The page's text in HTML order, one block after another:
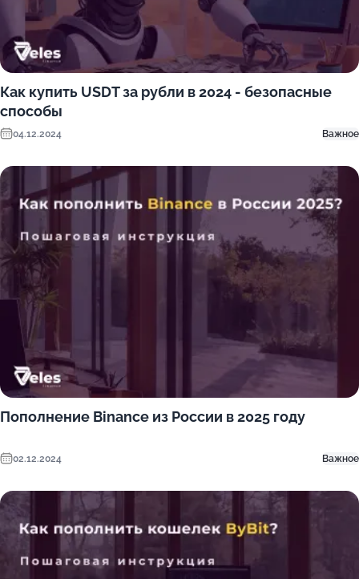
Как купить USDT за рубли в 2024 - безопасные
способы
04.12.2024 Важное
Пополнение Binance из России в 2025 году
02.12.2024 Важное